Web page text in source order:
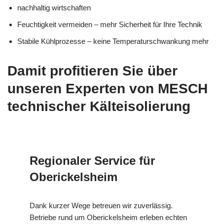
nachhaltig wirtschaften
Feuchtigkeit vermeiden – mehr Sicherheit für Ihre Technik
Stabile Kühlprozesse – keine Temperaturschwankung mehr
Damit profitieren Sie über
unseren Experten von MESCH
technischer Kälteisolierung
Regionaler Service für
Oberickelsheim
Dank kurzer Wege betreuen wir zuverlässig.
Betriebe rund um Oberickelsheim erleben echten